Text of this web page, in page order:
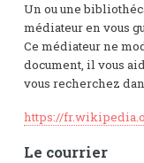
Un ou une
médiateur en vous
Ce médiateur ne
document, il vous
vous recherchez
https://
Le courrier